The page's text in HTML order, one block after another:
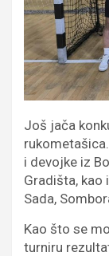
Još jača
i devojke iz
Gradišta, kao
Sada,
Kao što se
turniru